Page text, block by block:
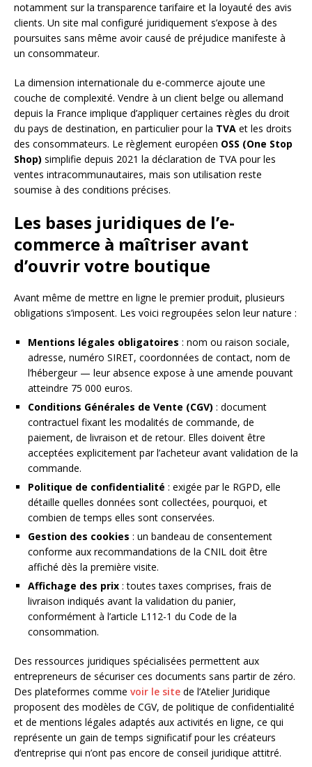
notamment sur la transparence tarifaire et la loyauté des avis
clients. Un site mal configuré juridiquement s’expose à des
poursuites sans même avoir causé de préjudice manifeste à
un consommateur.
La dimension internationale du e-commerce ajoute une
couche de complexité. Vendre à un client belge ou allemand
depuis la France implique d’appliquer certaines règles du droit
du pays de destination, en particulier pour la TVA et les droits
des consommateurs. Le règlement européen OSS (One Stop
Shop) simplifie depuis 2021 la déclaration de TVA pour les
ventes intracommunautaires, mais son utilisation reste
soumise à des conditions précises.
Les bases juridiques de l’e-
commerce à maîtriser avant
d’ouvrir votre boutique
Avant même de mettre en ligne le premier produit, plusieurs
obligations s’imposent. Les voici regroupées selon leur nature :
Mentions légales obligatoires : nom ou raison sociale,
adresse, numéro SIRET, coordonnées de contact, nom de
l’hébergeur — leur absence expose à une amende pouvant
atteindre 75 000 euros.
Conditions Générales de Vente (CGV) : document
contractuel fixant les modalités de commande, de
paiement, de livraison et de retour. Elles doivent être
acceptées explicitement par l’acheteur avant validation de la
commande.
Politique de confidentialité : exigée par le RGPD, elle
détaille quelles données sont collectées, pourquoi, et
combien de temps elles sont conservées.
Gestion des cookies : un bandeau de consentement
conforme aux recommandations de la CNIL doit être
affiché dès la première visite.
Affichage des prix : toutes taxes comprises, frais de
livraison indiqués avant la validation du panier,
conformément à l’article L112-1 du Code de la
consommation.
Des ressources juridiques spécialisées permettent aux
entrepreneurs de sécuriser ces documents sans partir de zéro.
Des plateformes comme voir le site de l’Atelier Juridique
proposent des modèles de CGV, de politique de confidentialité
et de mentions légales adaptés aux activités en ligne, ce qui
représente un gain de temps significatif pour les créateurs
d’entreprise qui n’ont pas encore de conseil juridique attitré.